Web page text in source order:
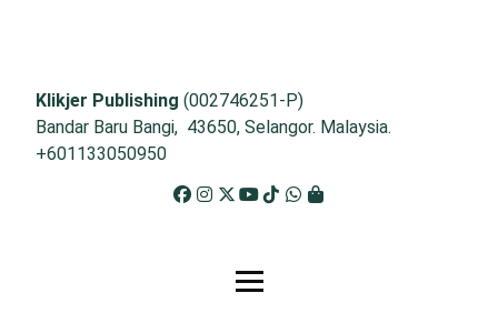
Klikjer Publishing (002746251-P)
Bandar Baru Bangi, 43650, Selangor. Malaysia.
+601133050950